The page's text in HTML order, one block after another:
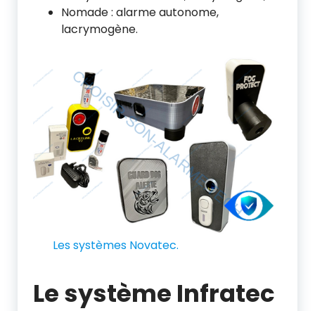
Nomade : alarme autonome,
lacrymogène.
Les systèmes Novatec.
Le système Infratec